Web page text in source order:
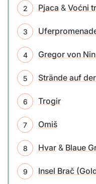
Pjaca & Voćni
Gregor von
Strände auf
Trogir
Omiš
Hvar & Blaue
Insel Brač